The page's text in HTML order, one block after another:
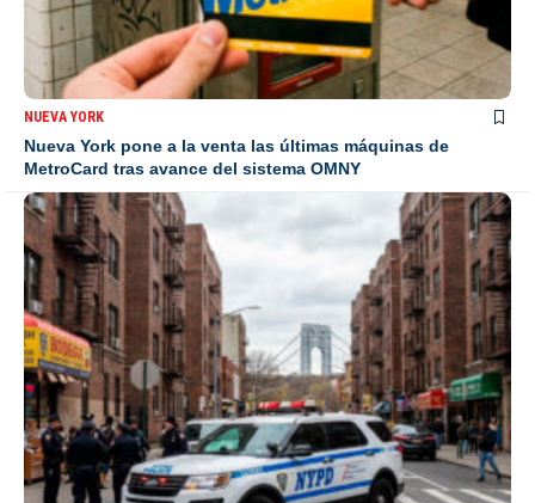
NUEVA YORK
Nueva York pone a la venta las últimas máquinas de
MetroCard tras avance del sistema OMNY